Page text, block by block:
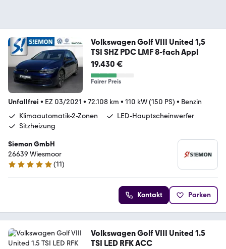
Volkswagen Golf VIII United 1,5
TSI SHZ PDC LMF 8-fach Appl
19.430 €
Fairer Preis
Unfallfrei • EZ 03/2021 • 72.108 km • 110 kW (150 PS) • Benzin
Klimaautomatik-2-Zonen
LED-Hauptscheinwerfer
Sitzheizung
Siemon GmbH
26639 Wiesmoor
4.8 Sterne
(11)
Kontakt Parken
Volkswagen Golf VIII United 1.5
TSI LED RFK ACC